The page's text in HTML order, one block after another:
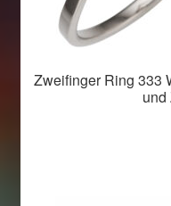
Zweifinger Ring 333